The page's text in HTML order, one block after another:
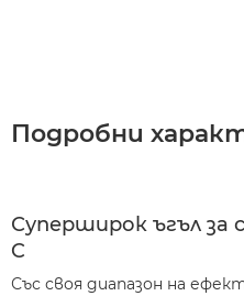
Подробни
Суперширок ъгъл за
C
Със своя диапазон на